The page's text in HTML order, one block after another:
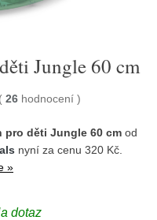
Jungle 60 cm
( 26 hodnocení )
pro děti Jungle 60 cmod
nyní za cenu 320 Kč.
»
dotaz